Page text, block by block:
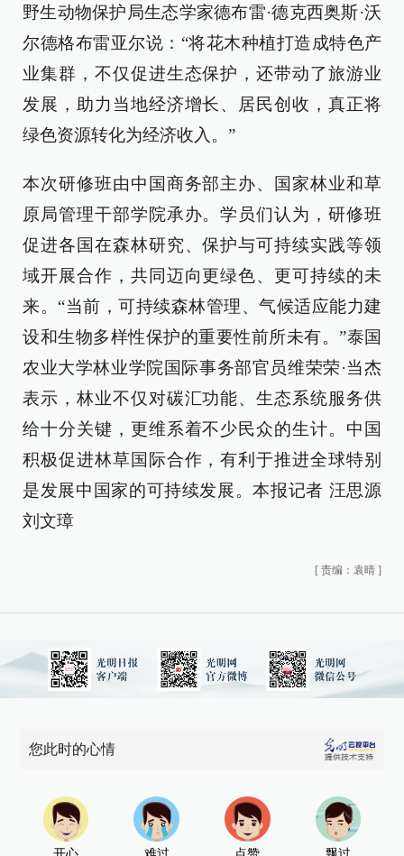
野生动物保护局生态学家德布雷·德克西奥斯·沃
尔德格布雷亚尔说：“将花木种植打造成特色产
业集群，不仅促进生态保护，还带动了旅游业
发展，助力当地经济增长、居民创收，真正将
绿色资源转化为经济收入。”
本次研修班由中国商务部主办、国家林业和草
原局管理干部学院承办。学员们认为，研修班
促进各国在森林研究、保护与可持续实践等领
域开展合作，共同迈向更绿色、更可持续的未
来。“当前，可持续森林管理、气候适应能力建
设和生物多样性保护的重要性前所未有。”泰国
农业大学林业学院国际事务部官员维荣荣·当杰
表示，林业不仅对碳汇功能、生态系统服务供
给十分关键，更维系着不少民众的生计。中国
积极促进林草国际合作，有利于推进全球特别
是发展中国家的可持续发展。本报记者 汪思源
刘文璋
[ 责编：袁晴 ]
您此时的心情